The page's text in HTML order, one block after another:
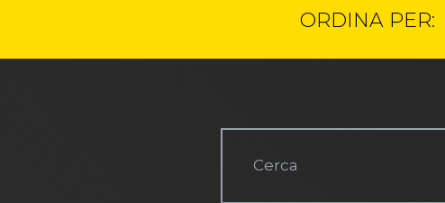
ORDINA PER: